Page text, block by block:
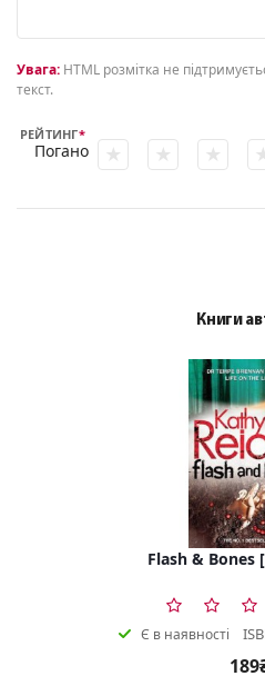
Увага: HTML розмітка не
текст.
РЕЙТИНГ
Погано
Книги
Flash & Bones
Є в наявності